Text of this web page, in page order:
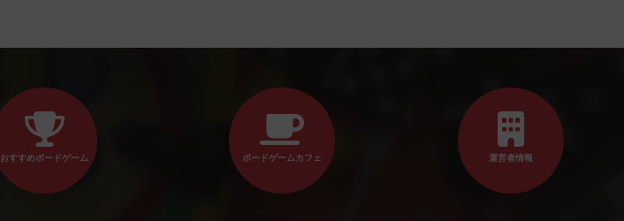
おすすめボードゲーム ボードゲームカフェ 運営者情報